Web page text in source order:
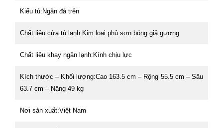
Kiểu tủ: Ngăn đá trên
Chất liệu cửa tủ lạnh: Kim loại phủ sơn bóng giả gương
Chất liệu khay ngăn lạnh: Kính chịu lực
Kích thước – Khối lượng:Cao 163.5 cm – Rộng 55.5 cm – Sâu
63.7 cm – Nặng 49 kg
Nơi sản xuất:Việt Nam